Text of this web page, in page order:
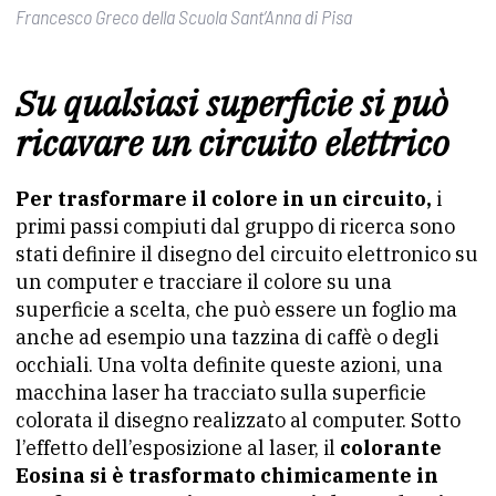
Francesco Greco della Scuola Sant’Anna di Pisa
Su qualsiasi superficie si può
ricavare un circuito elettrico
Per trasformare il colore in un circuito, i
primi passi compiuti dal gruppo di ricerca sono
stati definire il disegno del circuito elettronico su
un computer e tracciare il colore su una
superficie a scelta, che può essere un foglio ma
anche ad esempio una tazzina di caffè o degli
occhiali. Una volta definite queste azioni, una
macchina laser ha tracciato sulla superficie
colorata il disegno realizzato al computer. Sotto
l’effetto dell’esposizione al laser, il colorante
Eosina si è trasformato chimicamente in